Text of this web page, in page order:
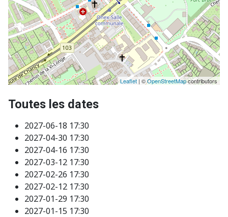
Leaflet | ©OpenStreetMapcontributors
Toutes les dates
2027-06-18 17:30
2027-04-30 17:30
2027-04-16 17:30
2027-03-12 17:30
2027-02-26 17:30
2027-02-12 17:30
2027-01-29 17:30
2027-01-15 17:30